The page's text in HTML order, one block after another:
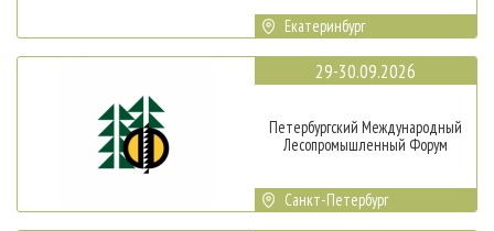
Екатеринбург
29-30.09.2026
Петербургский Международный
Лесопромышленный Форум
Санкт-Петербург